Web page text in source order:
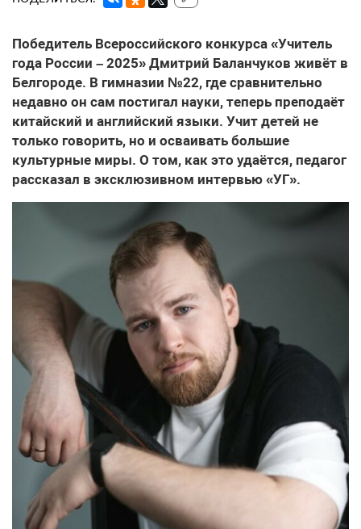
Победитель Всероссийского конкурса «Учитель
года России – 2025» Дмитрий Баланчуков живёт в
Белгороде. В гимназии №22, где сравнительно
недавно он сам постигал науки, теперь преподаёт
китайский и английский языки. Учит детей не
только говорить, но и осваивать большие
культурные миры. О том, как это удаётся, педагог
рассказал в эксклюзивном интервью «УГ».